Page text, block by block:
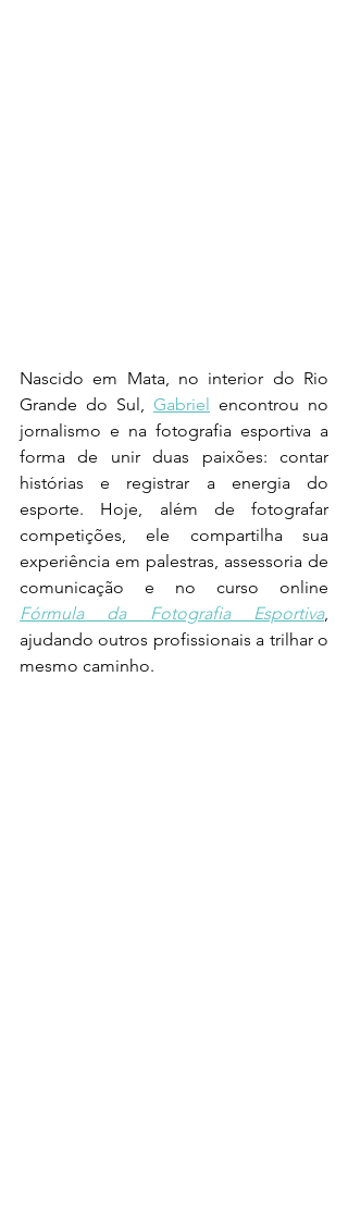
Nascido em Mata, no interior do Rio
Grande do Sul, Gabriel encontrou no
jornalismo e na fotografia esportiva a
forma de unir duas paixões: contar
histórias e registrar a energia do
esporte. Hoje, além de fotografar
competições, ele compartilha sua
experiência em palestras, assessoria de
Fórmula da Fotografia Esportiva,
ajudando outros profissionais a trilhar o
mesmo caminho.